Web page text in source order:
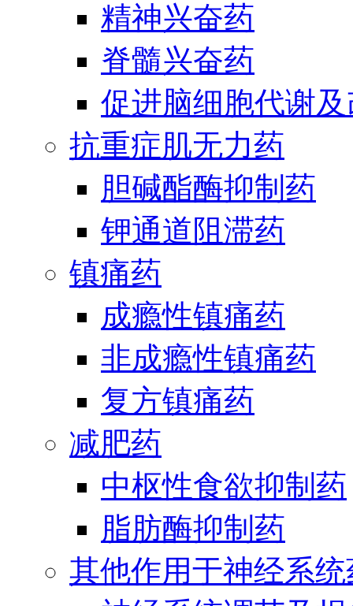
精神兴奋药
脊髓兴奋药
促进脑细胞代谢
抗重症肌无力药
胆碱酯酶抑制药
钾通道阻滞药
镇痛药
成瘾性镇痛药
非成瘾性镇痛药
复方镇痛药
减肥药
中枢性食欲抑制药
脂肪酶抑制药
其他作用于神经系统